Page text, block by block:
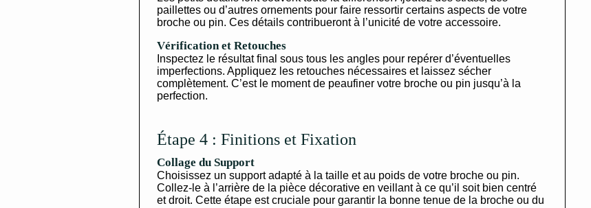
paillettes ou d’autres ornements pour faire ressortir certains aspects de votre
broche ou pin. Ces détails contribueront à l’unicité de votre accessoire.
Vérification et Retouches
Inspectez le résultat final sous tous les angles pour repérer d’éventuelles
imperfections. Appliquez les retouches nécessaires et laissez sécher
complètement. C’est le moment de peaufiner votre broche ou pin jusqu’à la
perfection.
Étape 4 : Finitions et Fixation
Collage du Support
Choisissez un support adapté à la taille et au poids de votre broche ou pin.
Collez-le à l’arrière de la pièce décorative en veillant à ce qu’il soit bien centré
et droit. Cette étape est cruciale pour garantir la bonne tenue de la broche ou du